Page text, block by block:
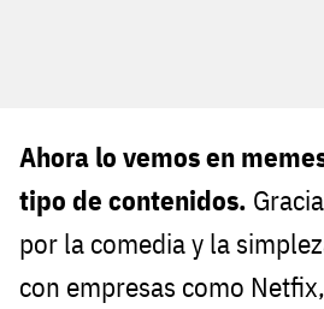
Ahora lo vemos en
tipo de contenidos.
por la comedia y la
con empresas como